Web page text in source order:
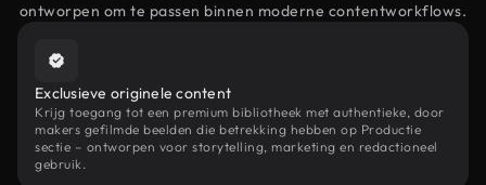
ontworpen om te passen binnen moderne contentworkflows.
Exclusieve originele content
Krijg toegang tot een premium bibliotheek met authentieke, door
makers gefilmde beelden die betrekking hebben op Productie
sectie – ontworpen voor storytelling, marketing en redactioneel
gebruik.